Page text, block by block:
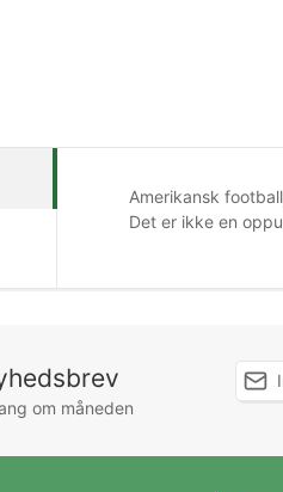
Amerikansk
Det er ikke en
om måneden